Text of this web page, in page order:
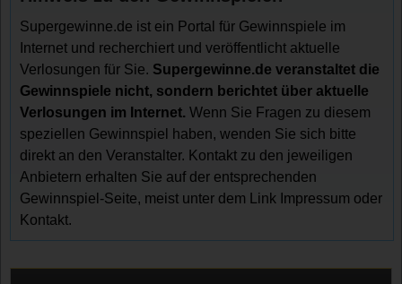
Supergewinne.de ist ein Portal für Gewinnspiele im
Internet und recherchiert und veröffentlicht aktuelle
Verlosungen für Sie. Supergewinne.de veranstaltet die
Gewinnspiele nicht, sondern berichtet über aktuelle
Verlosungen im Internet. Wenn Sie Fragen zu diesem
speziellen Gewinnspiel haben, wenden Sie sich bitte
direkt an den Veranstalter. Kontakt zu den jeweiligen
Anbietern erhalten Sie auf der entsprechenden
Gewinnspiel-Seite, meist unter dem Link Impressum oder
Kontakt.